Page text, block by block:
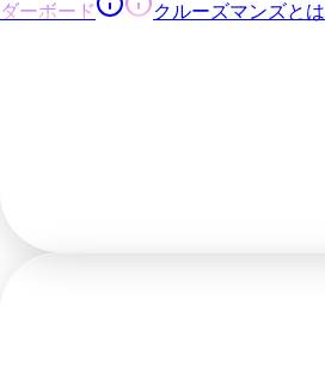
ダーボード
クルーズマンズとは